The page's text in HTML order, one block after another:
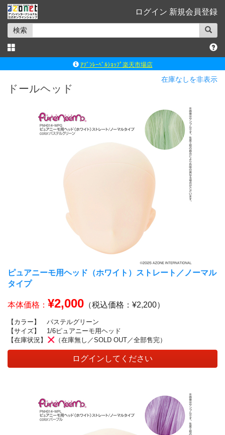
ログイン 新規会員登録
検索
ｱｿﾞﾝﾚｰﾍﾞﾙｼｮｯﾌﾟ楽天市場店
在庫なしを非表示
ドールヘッド
ピュアニーモ用ヘッド（ホワイト）ストレート／ノーマル
タイプ
本体価格： ¥2,000 （税込価格：¥2,200）
【カラー】
パステルグリーン
【サイズ】
1/6ピュアニーモ用ヘッド
【在庫状況】
（在庫無し／SOLD OUT／全部售完）
ログインしてください